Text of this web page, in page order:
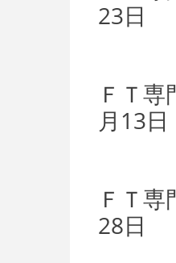
23日
ＦＴ
月13日
ＦＴ
28日